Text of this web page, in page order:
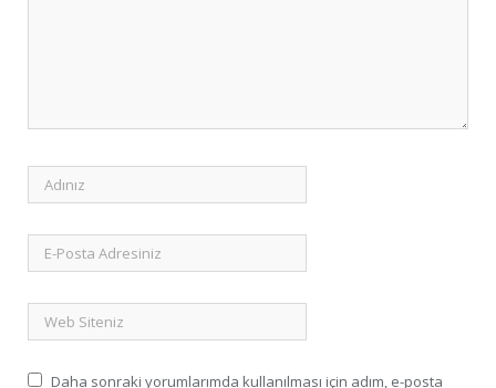
Daha sonraki yorumlarımda kullanılması için adım, e-posta